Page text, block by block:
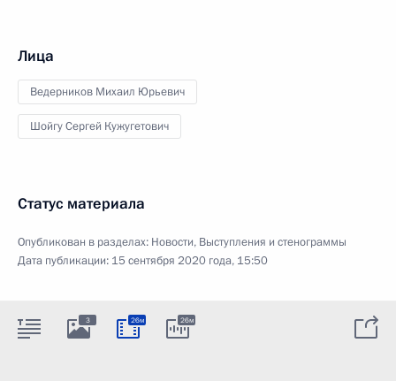
Лица
Ведерников Михаил Юрьевич
Шойгу Сергей Кужугетович
Статус материала
Опубликован в разделах: Новости, Выступления и стенограммы
Дата публикации: 15 сентября 2020 года, 15:50
3 26м 26м